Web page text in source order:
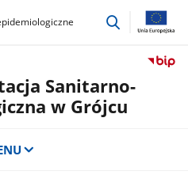
przejdź
Sanitarno-
w Grójcu